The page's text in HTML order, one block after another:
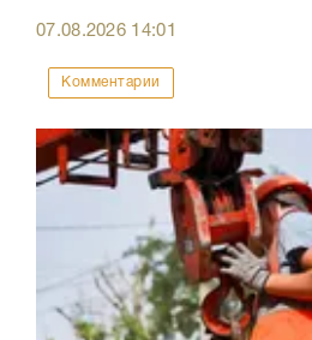
07.08.2026 14:01
Комментарии